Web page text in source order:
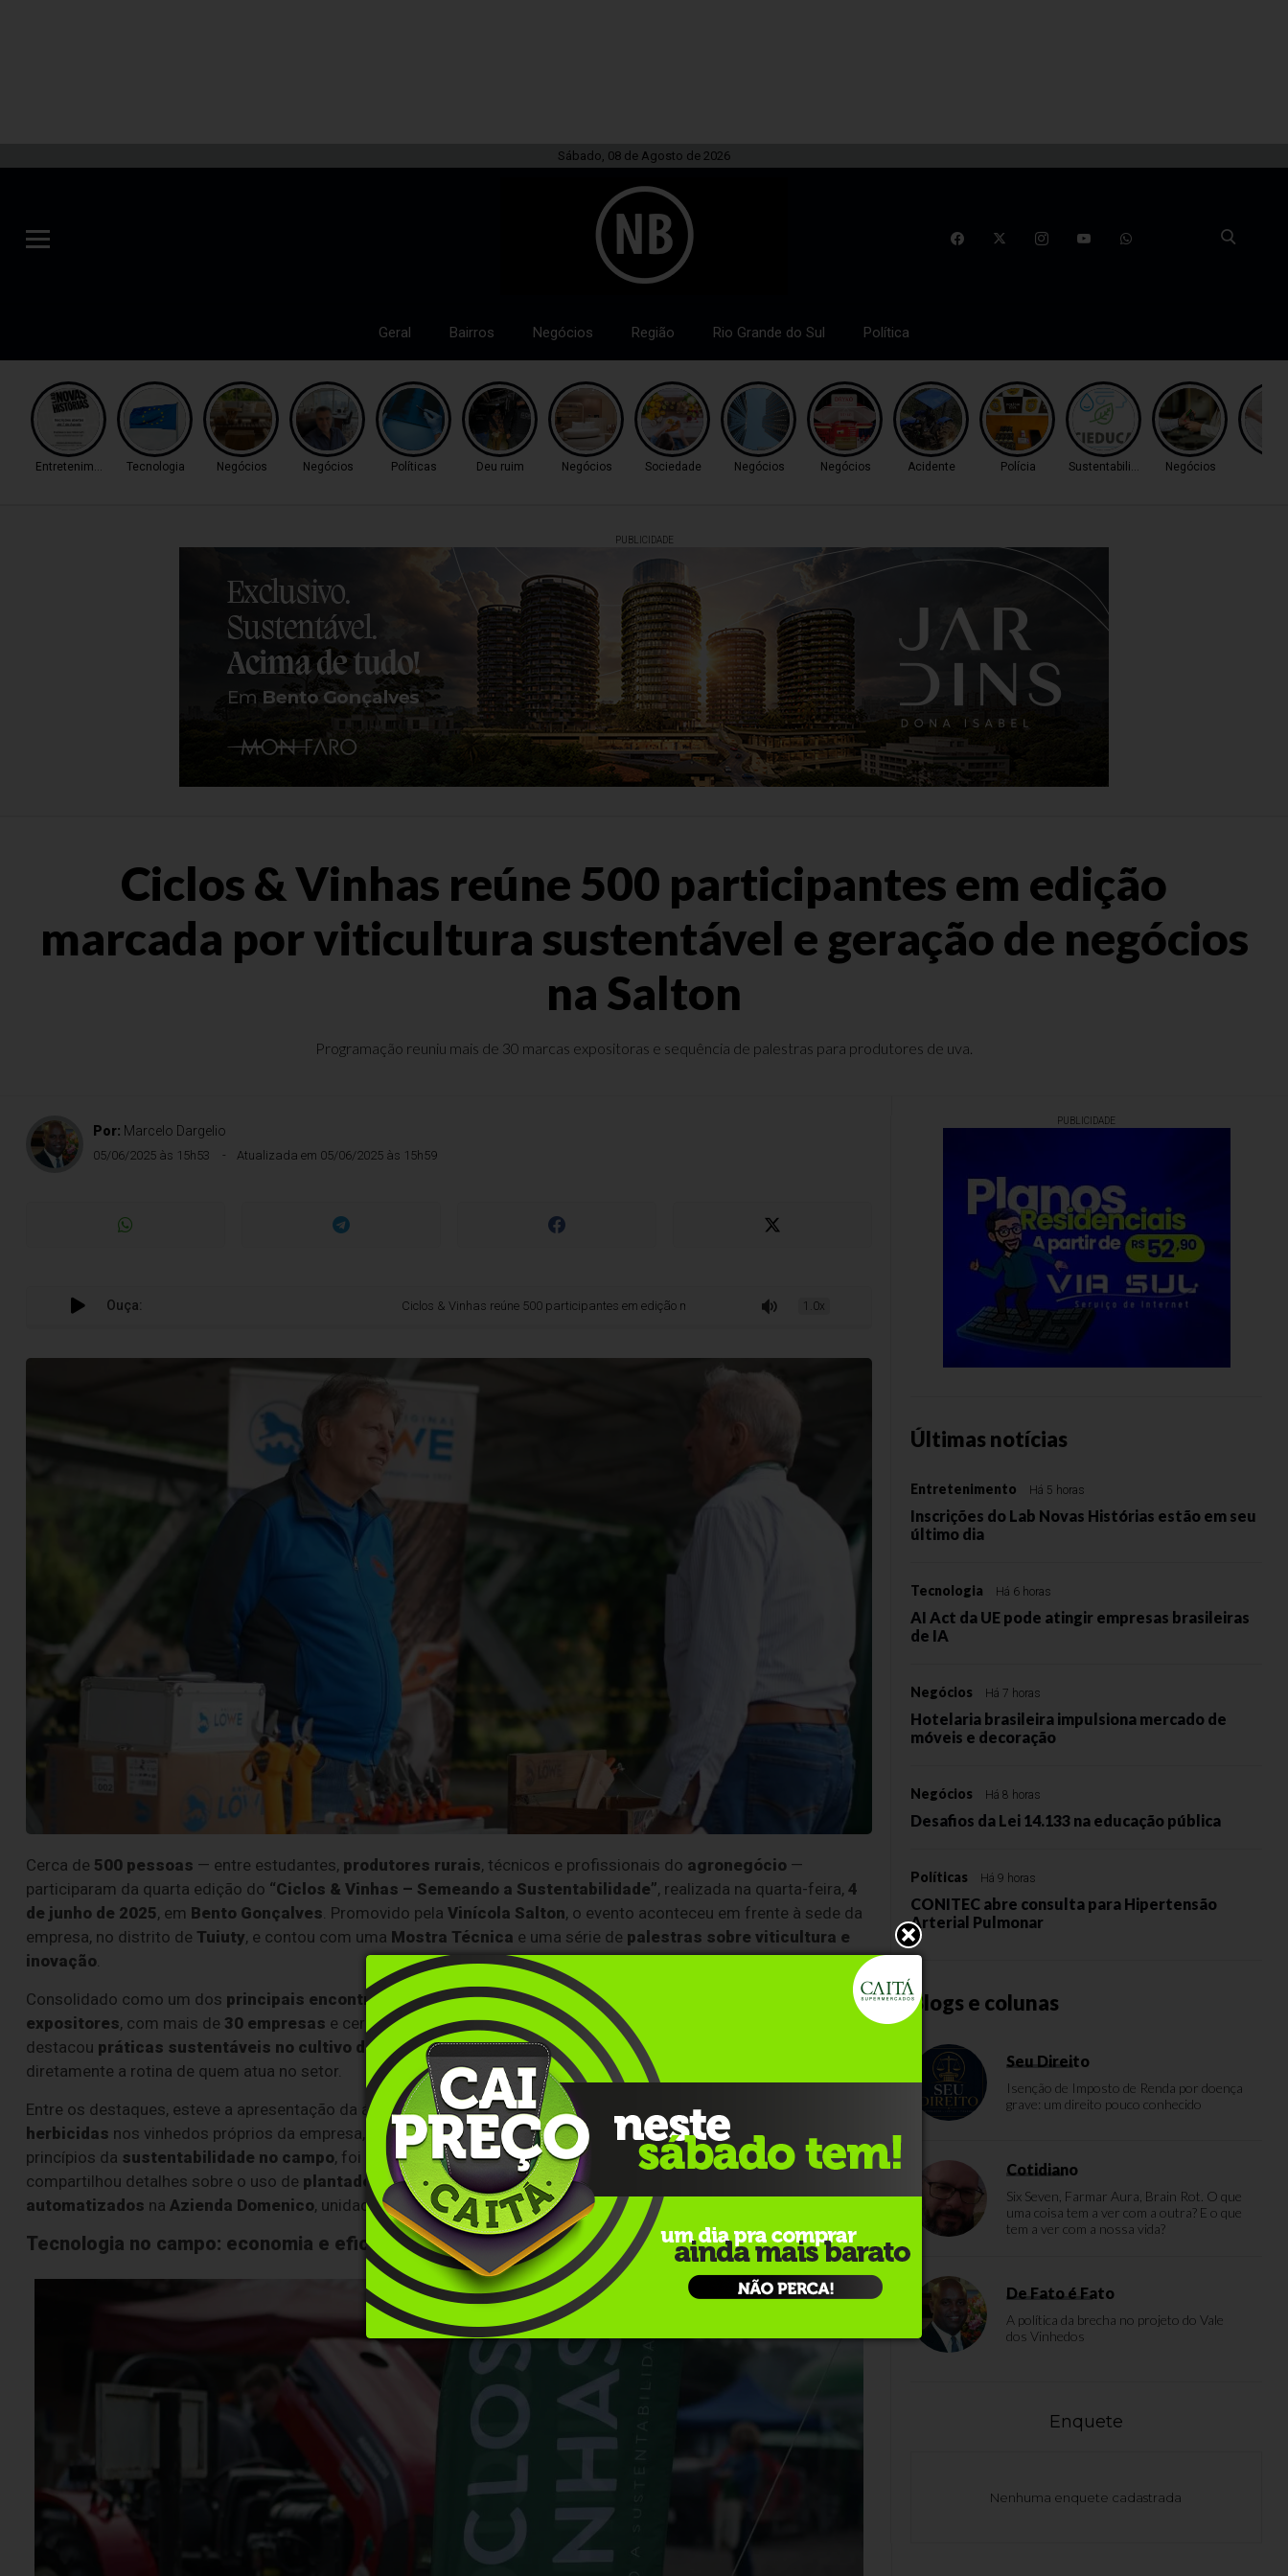
Sábado, 08 de Agosto de 2026
Geral Bairros Negócios Região Rio Grande do Sul Política
Entretenimento Tecnologia Negócios Negócios Políticas Deu ruim Negócios Sociedade Negócios Negócios Acidente Polícia Sustentabilidade Negócios
PUBLICIDADE
Ciclos & Vinhas reúne 500 participantes em edição
marcada por viticultura sustentável e geração de negócios
na Salton
Programação reuniu mais de 30 marcas expositoras e sequência de palestras para produtores de uva.
Por: Marcelo Dargelio
05/06/2025 às 15h53 Atualizada em 05/06/2025 às 15h59
Ouça: Ciclos & Vinhas reúne 500 participantes em edição marcada por viticultura sustentável e geração de negócios na Salton
1.0x
Cerca de 500 pessoas — entre estudantes, produtores rurais, técnicos e profissionais do agronegócio —
participaram da quarta edição do “Ciclos & Vinhas – Semeando a Sustentabilidade”, realizada na quarta-feira, 4
de junho de 2025, em Bento Gonçalves. Promovido pela Vinícola Salton, o evento aconteceu em frente à sede da
empresa, no distrito de Tuiuty, e contou com uma Mostra Técnica e uma série de palestras sobre viticultura e
inovação.
Consolidado como um dos principais encontros sobre viticultura no Brasil, o evento bateu recorde de
expositores, com mais de 30 empresas e cerca de R$ 2,5 milhões em negócios gerados
destacou práticas sustentáveis no cultivo da uva, soluções tecnológicas e experiências de campo que impactam
diretamente a rotina de quem atua no setor.
Entre os destaques, esteve a apresentação da área de viticultura da Salton , com ênfase naeliminação de
herbicidas nos vinhedos próprios da empresa, em Santana do Livramento (RS)
. A medida, alinhada com os
princípios da sustentabilidade no campo, foi apresentada pelo coordenador Junior Marques, que também
compartilhou detalhes sobre o uso de plantadeiras de videiras, colheita mecanizada e outros processos
automatizados na Azienda Domenico, unidade da Salton naCampanha Gaúcha .
Tecnologia no campo: economia e eficiência
PUBLICIDADE
Últimas notícias
Entretenimento Há 5 horas
Inscrições do Lab Novas Histórias estão em seu
último dia
Tecnologia Há 6 horas
AI Act da UE pode atingir empresas brasileiras
de IA
Negócios Há 7 horas
Hotelaria brasileira impulsiona mercado de
móveis e decoração
Negócios Há 8 horas
Desafios da Lei 14.133 na educação pública
Políticas Há 9 horas
CONITEC abre consulta para Hipertensão
Arterial Pulmonar
Blogs e colunas
Seu Direito
Isenção de Imposto de Renda por doença
grave: um direito pouco conhecido
Cotidiano
Six Seven, Farmar Aura, Brain Rot. O que
uma coisa tem a ver com a outra? E o que
tem a ver com a nossa vida?
De Fato é Fato
A política da brecha no projeto do Vale
dos Vinhedos
Enquete
Nenhuma enquete cadastrada